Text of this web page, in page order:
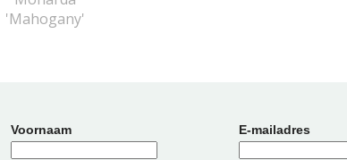
'Mahogany'
Voornaam E-mailadres